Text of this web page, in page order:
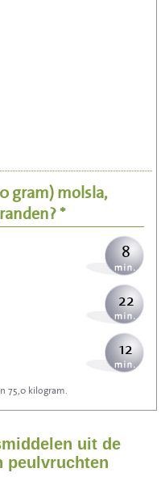
gram)molsla,
*
8
22
12
39
75,0 kilogram.
uit de
peulvruchten